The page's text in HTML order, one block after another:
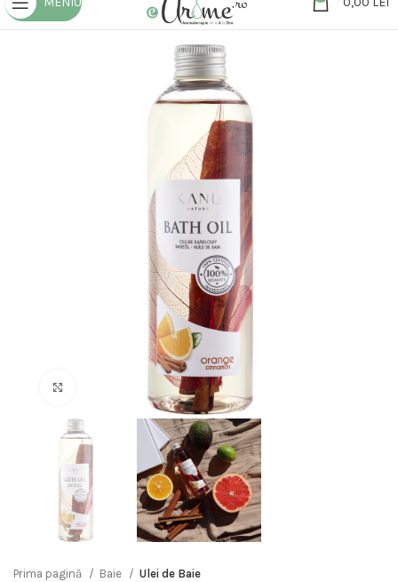
Prima pagină Baie Ulei de Baie